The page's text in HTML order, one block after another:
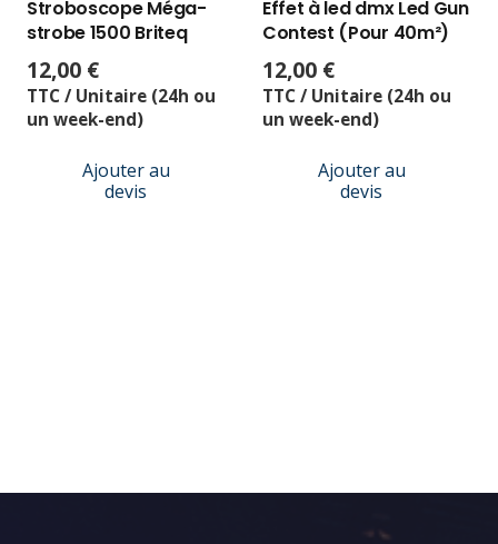
Stroboscope Méga-
strobe 1500 Briteq
12,00 €
TTC / Unitaire (24h ou
un week-end)
Ajouter au
devis
Effet à led dmx Led Gun
Contest (Pour 40m²)
12,00 €
TTC / Unitaire (24h ou
un week-end)
Ajouter au
devis